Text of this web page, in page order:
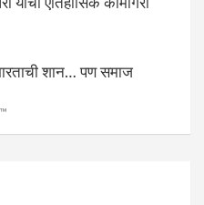
यांची ऐतिहासिक कामगिरी
शान… पण समाज